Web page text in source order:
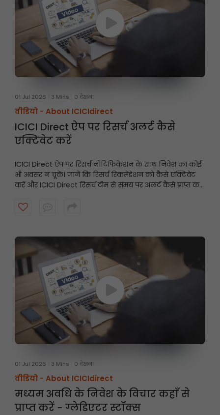
01 Jul 2026 3 Mins 0 देखना
वीडियो - About ICICIdirect
ICICI Direct ऐप पर रिसर्च अलर्ट कैसे
एक्टिवेट करें
ICICI Direct ऐप पर रिसर्च नोटिफिकेशन के साथ निवेश का कोई
भी अवसर न चूकें। जानें कि रिसर्च रिकमेंडेशन को कैसे एक्टिवेट
करें और ICICI Direct रिसर्च टीम से समय पर अलर्ट कैसे प्राप्त करें।
01 Jul 2026 3 Mins 0 देखना
वीडियो - About ICICIdirect
मध्यम अवधि के निवेश के विचार कहाँ से
प्राप्त करें - ग्लेडिएटर स्टॉक्स